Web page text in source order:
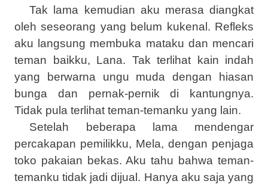
Tak lama kemudian aku merasa diangkat
oleh seseorang yang belum kukenal. Refleks
aku langsung membuka mataku dan mencari
teman baikku, Lana. Tak terlihat kain indah
yang berwarna ungu muda dengan hiasan
bunga dan pernak-pernik di kantungnya.
Tidak pula terlihat teman-temanku yang lain.
Setelah beberapa lama mendengar
percakapan pemilikku, Mela, dengan penjaga
toko pakaian bekas. Aku tahu bahwa teman-
temanku tidak jadi dijual. Hanya aku saja yang